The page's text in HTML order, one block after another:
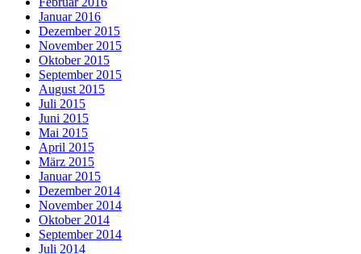
Januar 2016
Dezember 2015
November 2015
Oktober 2015
September 2015
August 2015
Juli 2015
Juni 2015
Mai 2015
April 2015
März 2015
Januar 2015
Dezember 2014
November 2014
Oktober 2014
September 2014
Juli 2014